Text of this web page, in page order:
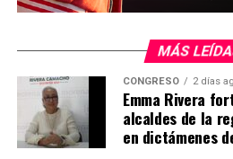
Comparte con:MÁS
CONGRESO 2 días
Emma Rivera
alcaldes de la
en dictámenes